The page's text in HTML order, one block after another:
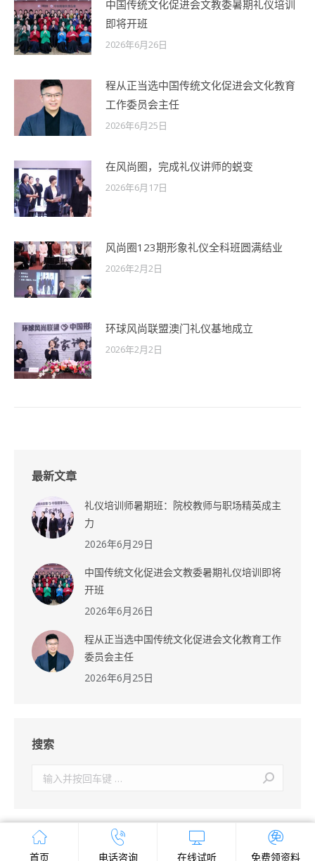
中国传统文化促进会文教委暑期礼仪培训
即将开班
2026年6月26日
程从正当选中国传统文化促进会文化教育
工作委员会主任
2026年6月25日
在风尚圈，完成礼仪讲师的蜕变
2026年6月17日
风尚圈123期形象礼仪全科班圆满结业
2026年2月2日
环球风尚联盟澳门礼仪基地成立
2026年2月2日
最新文章
礼仪培训师暑期班：院校教师与职场精英成主
力
2026年6月29日
中国传统文化促进会文教委暑期礼仪培训即将
开班
2026年6月26日
程从正当选中国传统文化促进会文化教育工作
委员会主任
2026年6月25日
搜索
首页 电话咨询 在线试听 免费领资料